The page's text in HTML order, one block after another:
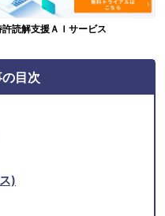
許読解支援ＡＩサービス
目次
)